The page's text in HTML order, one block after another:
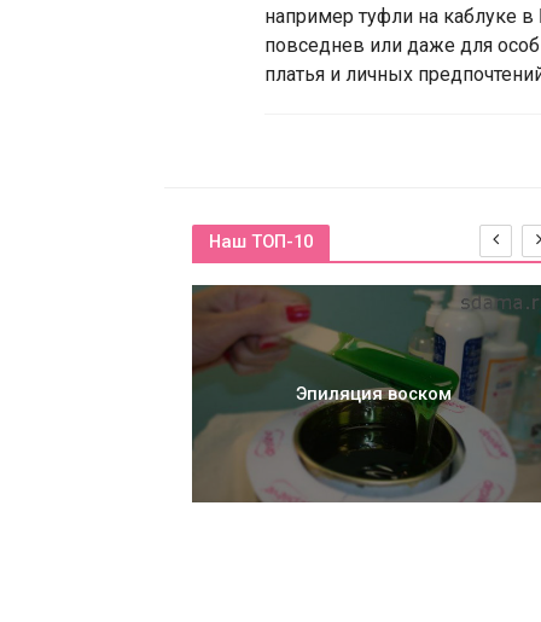
например туфли на каблуке
повседнев или даже для
платья и личных
Наш ТОП-10
Эпиляция воском